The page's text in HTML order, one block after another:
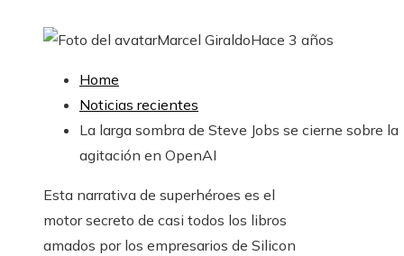
Marcel GiraldoHace 3 años
Home
Noticias recientes
La larga sombra de Steve Jobs se cierne sobre la
agitación en OpenAI
Esta narrativa de superhéroes es el
motor secreto de casi todos los libros
amados por los empresarios de Silicon